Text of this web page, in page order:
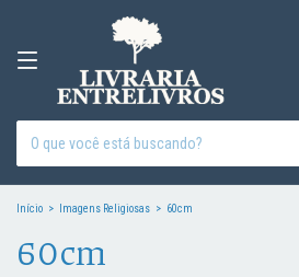
Início > Imagens Religiosas > 60cm
60cm